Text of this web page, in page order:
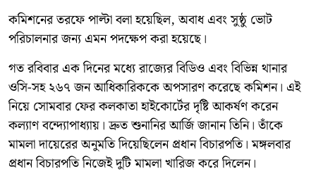
কমিশনের তরফে পাল্টা বলা হয়েছিল, অবাধ এবং সুষ্ঠু ভোট
পরিচালনার জন্য এমন পদক্ষেপ করা হয়েছে।
গত রবিবার এক দিনের মধ্যে রাজ্যের বিডিও এবং বিভিন্ন থানার
ওসি-সহ ২৬৭ জন আধিকারিককে অপসারণ করেছে কমিশন। এই
নিয়ে সোমবার ফের কলকাতা হাইকোর্টের দৃষ্টি আকর্ষণ করেন
কল্যাণ বন্দ্যোপাধ্যায়। দ্রুত শুনানির আর্জি জানান তিনি। তাঁকে
মামলা দায়েরের অনুমতি দিয়েছিলেন প্রধান বিচারপতি। মঙ্গলবার
প্রধান বিচারপতি নিজেই দুটি মামলা খারিজ করে দিলেন।